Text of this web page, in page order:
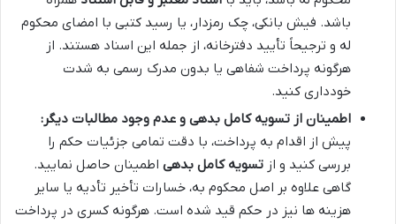
باشد. فیش بانکی، چک رمزدار، یا رسید کتبی با امضای محکوم
له و ترجیحاً تأیید دفترخانه، از جمله این اسناد هستند. از
هرگونه پرداخت شفاهی یا بدون مدرک رسمی به شدت
خودداری کنید.
اطمینان از تسویه کامل بدهی و عدم وجود مطالبات دیگر:
پیش از اقدام به پرداخت، با دقت تمامی جزئیات حکم را
بررسی کنید و از تسویه کامل بدهی اطمینان حاصل نمایید.
گاهی علاوه بر اصل محکوم به، خسارات تأخیر تأدیه یا سایر
هزینه ها نیز در حکم قید شده است. هرگونه کسری در پرداخت